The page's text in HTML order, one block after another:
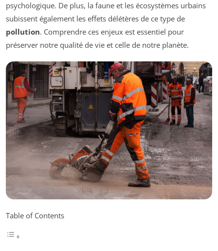
psychologique. De plus, la faune et les écosystèmes urbains
subissent également les effets délétères de ce type de
pollution. Comprendre ces enjeux est essentiel pour
préserver notre qualité de vie et celle de notre planète.
Table of Contents